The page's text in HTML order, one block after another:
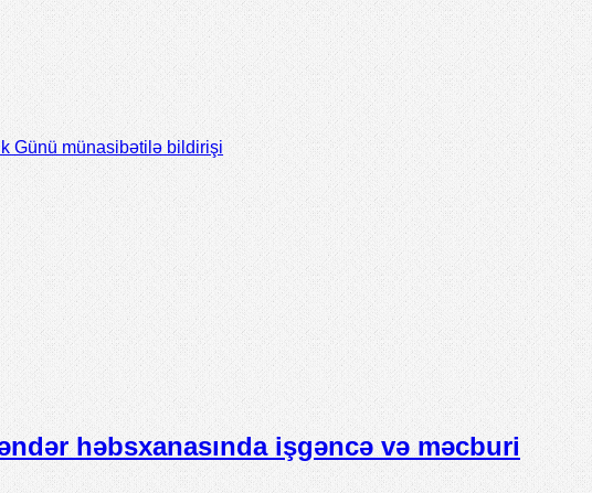
Günü münasibətilə bildirişi
həbsxanasında işgəncə və məcburi